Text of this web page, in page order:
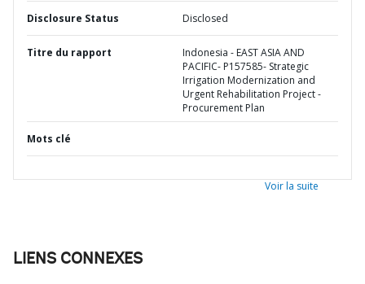
Disclosure Status Disclosed
Titre du rapport
Indonesia - EAST ASIA AND
PACIFIC- P157585- Strategic
Irrigation Modernization and
Urgent Rehabilitation Project -
Procurement Plan
Mots clé
Voir la suite
LIENS CONNEXES